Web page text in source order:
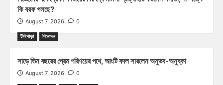
কি বরফ গলছে?
August 7, 2026 0
টলিপাড়া বিনোদন
সাড়ে তিন বছরের প্রেম পরিণয়ের পথে, আংটি বদল সারলেন অনুভব-অনুষ্কা
August 7, 2026 0